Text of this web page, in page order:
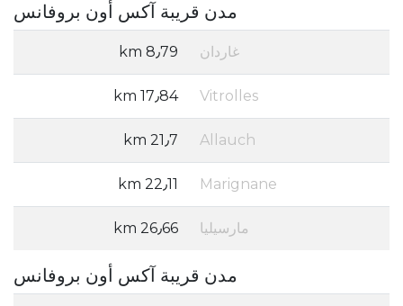
مدن قريبة آكس أون بروفانس
غاردان 8٫79 km
Vitrolles 17٫84 km
Allauch 21٫7 km
Marignane 22٫11 km
مارسيليا 26٫66 km
مدن قريبة آكس أون بروفانس